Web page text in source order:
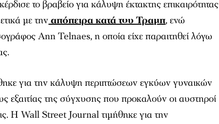
κέρδισε το βραβείο για κάλυψη έκτακτης επικαιρότητας
με τηναπόπειρα κατά του Τραμπ, ενώ
Ann Telnaes, η οποία είχε παραιτηθεί λόγω
για την κάλυψη περιπτώσεων εγκύων γυναικών
εξαιτίας της σύγχυσης που προκαλούν οι αυστηροί
Η Wall Street Journal τιμήθηκε για την